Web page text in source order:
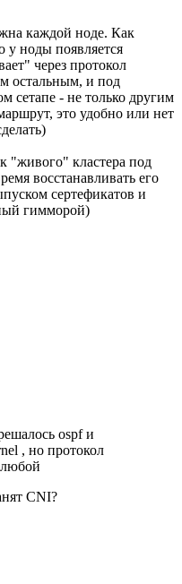
каждой ноде. Как
у ноды появляется
через протокол
остальным, и под
сетапе - не только другим
это удобно или нет
"живого" кластера под
восстанавливать его
сертефикатов и
гимморой)
ospf и
, но протокол
CNI?